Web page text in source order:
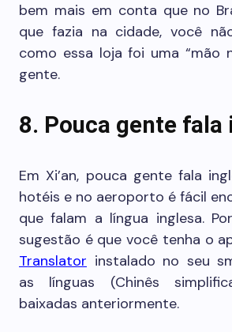
bem mais em conta que no
que fazia na cidade, você
como essa loja foi uma “mão
gente.
8. Pouca gente fala
Em Xi’an, pouca gente fala
hotéis e no aeroporto é fácil
que falam a língua inglesa.
sugestão é que você tenha o
Translator instalado no seu
as línguas (Chinês
baixadas anteriormente.